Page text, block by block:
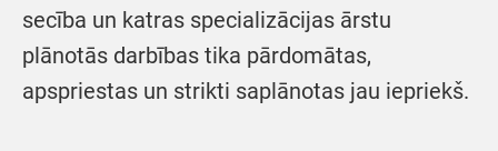
secība un katras specializācijas ārstu
plānotās darbības tika pārdomātas,
apspriestas un strikti saplānotas jau iepriekš.